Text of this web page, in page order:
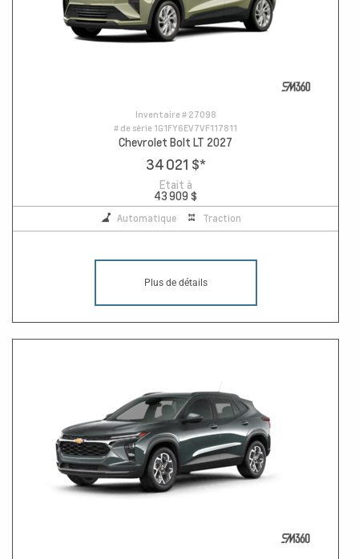
Inventaire # 27098
# de série 1G1FY6EV7VF117811
Chevrolet Bolt LT 2027
34 021 $*
Etait à
43 909 $
Automatique Traction
Plus de détails